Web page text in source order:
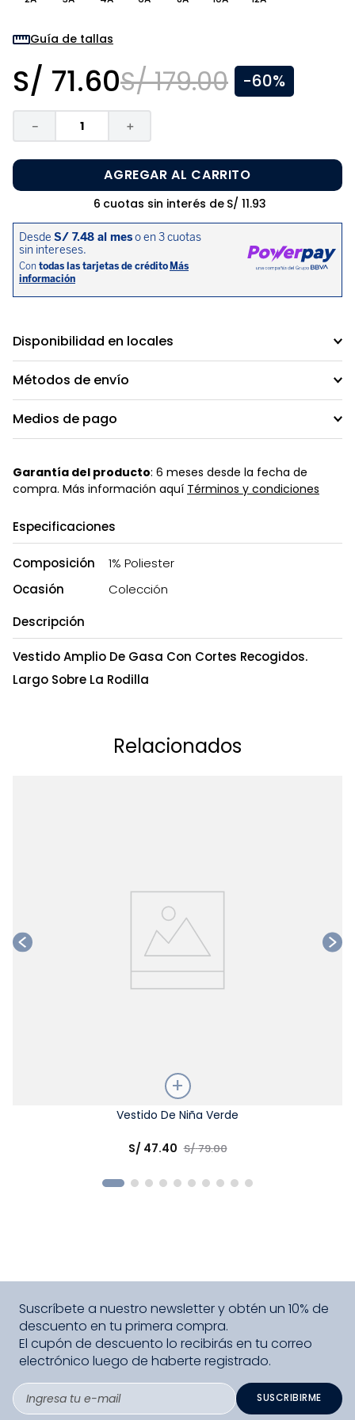
Guía de tallas
S/ 71.60S/ 179.00 -60%
＋
－
AGREGAR AL CARRITO
6 cuotas sin interés de S/ 11.93
Disponibilidad en locales
Métodos de envío
Medios de pago
Garantía del producto: 6 meses desde la fecha de
compra. Más información aquí Términos y condiciones
Especificaciones
Composición
1% Poliester
Ocasión
Colección
Descripción
Vestido Amplio De Gasa Con Cortes Recogidos.
Largo Sobre La Rodilla
Relacionados
Vestido De Niña Verde
S/ 47.40 S/79.00
Suscríbete a nuestro newsletter y obtén un 10% de
descuento en tu primera compra.
El cupón de descuento lo recibirás en tu correo
electrónico luego de haberte registrado.
SUSCRIBIRME
9.
niño
sandalias niño